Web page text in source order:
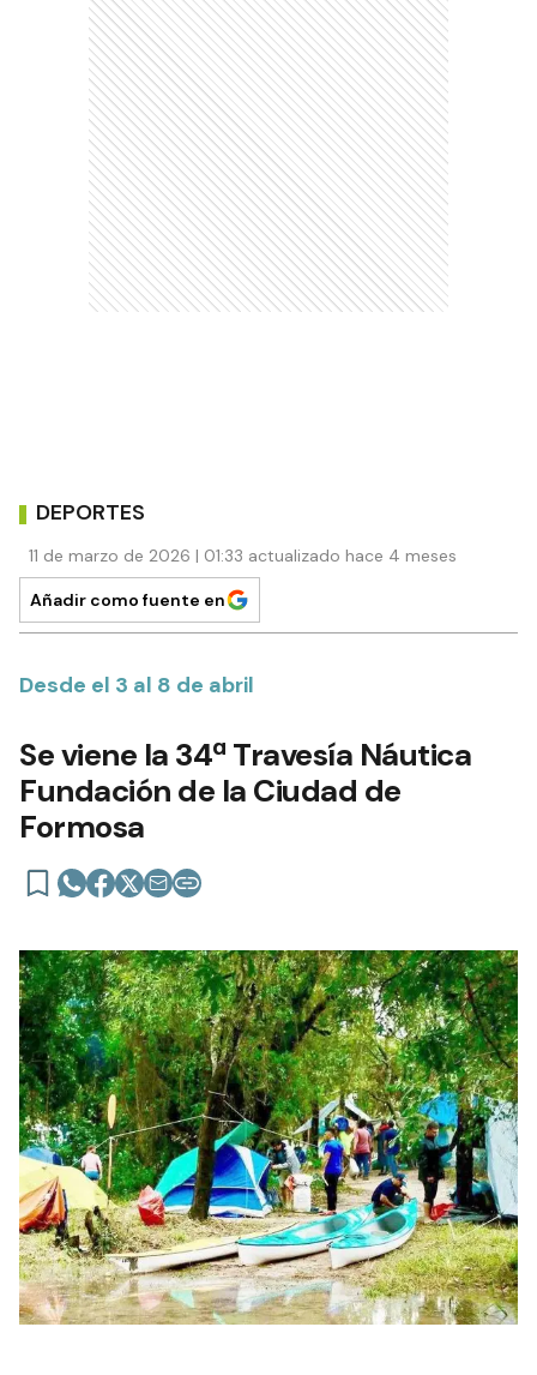
DEPORTES
11 de marzo de 2026 | 01:33 actualizado hace 4 meses
Añadir como fuente en
Desde el 3 al 8 de abril
Se viene la 34ª Travesía Náutica
Fundación de la Ciudad de
Formosa